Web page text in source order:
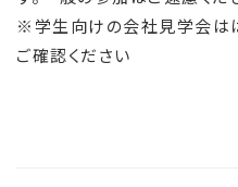
※学生向けの会社見学会は
ご確認ください